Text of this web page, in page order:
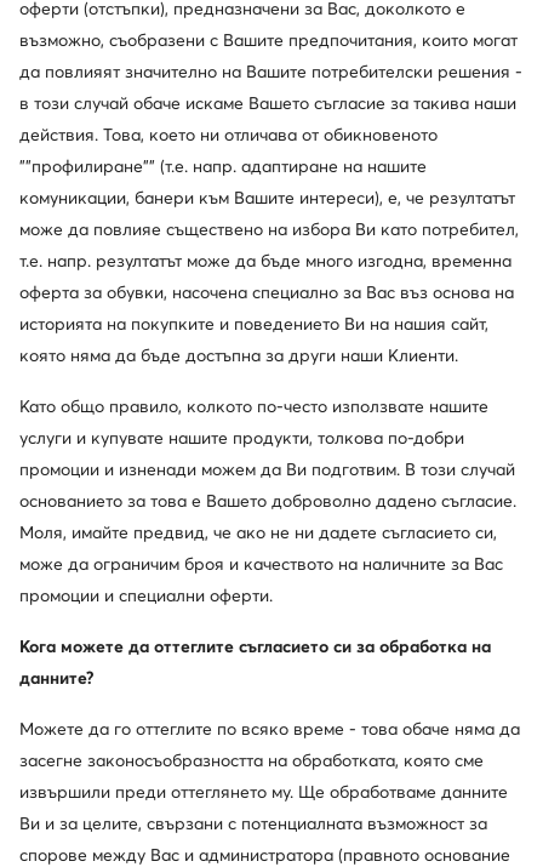
Fabi
Ботуши · Черен
230,59€
Най-ниска цена255,65 € -9%
Rieker
Ботуши · Черен
107,37 €
Fabi
545,55€
884,02 €
оферти (отстъпки), предназначени за Вас, доколкото е
възможно, съобразени с Вашите предпочитания, които могат
да повлияят значително на Вашите потребителски решения -
в този случай обаче искаме Вашето съгласие за такива наши
действия. Това, което ни отличава от обикновеното
""профилиране"" (т.е. напр. адаптиране на нашите
комуникации, банери към Вашите интереси), е, че резултатът
може да повлияе съществено на избора Ви като потребител,
т.е. напр. резултатът може да бъде много изгодна, временна
оферта за обувки, насочена специално за Вас въз основа на
историята на покупките и поведението Ви на нашия сайт,
която няма да бъде достъпна за други наши Клиенти.
Като общо правило, колкото по-често използвате нашите
услуги и купувате нашите продукти, толкова по-добри
промоции и изненади можем да Ви подготвим. В този случай
основанието за това е Вашето доброволно дадено съгласие.
Моля, имайте предвид, че ако не ни дадете съгласието си,
може да ограничим броя и качеството на наличните за Вас
промоции и специални оферти.
Кога можете да оттеглите съгласието си за обработка на
данните?
Можете да го оттеглите по всяко време - това обаче няма да
засегне законосъобразността на обработката, която сме
извършили преди оттеглянето му. Ще обработваме данните
Ви и за целите, свързани с потенциалната възможност за
спорове между Вас и администратора (правното основание